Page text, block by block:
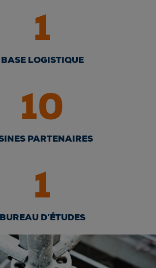
1
BASE LOGISTIQUE
10
PARTENAIRES
1
BUREAU D’ÉTUDES